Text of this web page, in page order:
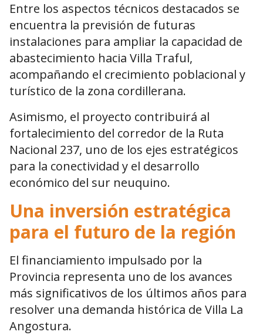
Entre los aspectos técnicos destacados se
encuentra la previsión de futuras
instalaciones para ampliar la capacidad de
abastecimiento hacia Villa Traful,
acompañando el crecimiento poblacional y
turístico de la zona cordillerana.
Asimismo, el proyecto contribuirá al
fortalecimiento del corredor de la Ruta
Nacional 237, uno de los ejes estratégicos
para la conectividad y el desarrollo
económico del sur neuquino.
Una inversión estratégica
para el futuro de la región
El financiamiento impulsado por la
Provincia representa uno de los avances
más significativos de los últimos años para
resolver una demanda histórica de Villa La
Angostura.